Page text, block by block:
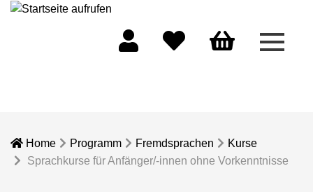
Menü
Home Programm Fremdsprachen
Kurse
Sprachkurse für Anfänger/-innen ohne Vorkenntnisse